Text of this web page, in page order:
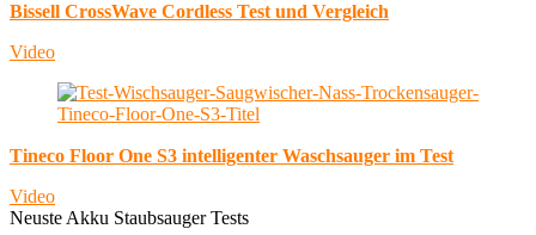
Bissell CrossWave Cordless Test und Vergleich
Video
Tineco Floor One S3 intelligenter Waschsauger im Test
Video
Neuste Akku Staubsauger Tests